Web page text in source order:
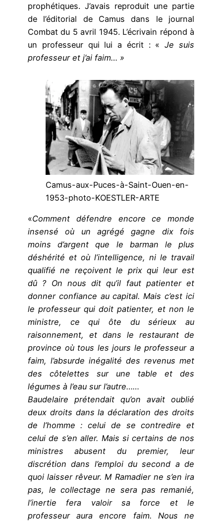
prophétiques. J’avais reproduit une partie
de l’éditorial de Camus dans le journal
Combat du 5 avril 1945. L’écrivain répond à
un professeur qui lui a écrit : «Je suis
professeur et j’ai faim… »
Camus-aux-Puces-à-Saint-Ouen-en-
1953-photo-KOESTLER-ARTE
«Comment défendre encore ce monde
insensé où un agrégé gagne dix fois
moins d’argent que le barman le plus
déshérité et où l’intelligence, ni le travail
qualifié ne reçoivent le prix qui leur est
dû ? On nous dit qu’il faut patienter et
donner confiance au capital. Mais c’est ici
le professeur qui doit patienter, et non le
ministre, ce qui ôte du sérieux au
raisonnement, et dans le restaurant de
province où tous les jours le professeur a
faim, l’absurde inégalité des revenus met
des côtelettes sur une table et des
légumes à l’eau sur l’autre……
Baudelaire prétendait qu’on avait oublié
deux droits dans la déclaration des droits
de l’homme : celui de se contredire et
celui de s’en aller. Mais si certains de nos
ministres abusent du premier, leur
discrétion dans l’emploi du second a de
quoi laisser rêveur. M Ramadier ne s’en ira
pas, le collectage ne sera pas remanié,
l’inertie fera valoir sa force et le
professeur aura encore faim. Nous ne